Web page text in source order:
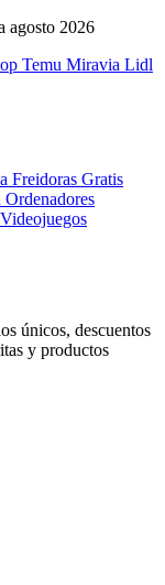
agosto 2026
Temu Miravia Lidl
Freidoras Gratis
Ordenadores
Videojuegos
únicos, descuentos
y productos